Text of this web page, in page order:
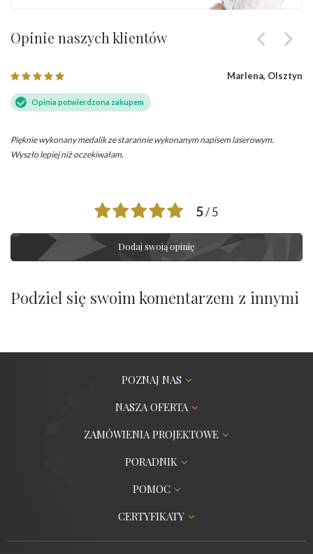
Opinie naszych klientów
Marlena, Olsztyn
Opinia potwierdzona zakupem
Pięknie wykonany medalik ze starannie wykonanym napisem laserowym.
Wyszło lepiej niż oczekiwałam.
5/ 5
Dodaj swoją opinię
Podziel się swoim komentarzem z innymi
POZNAJ NAS
NASZA OFERTA
ZAMÓWIENIA PROJEKTOWE
PORADNIK
POMOC
CERTYFIKATY